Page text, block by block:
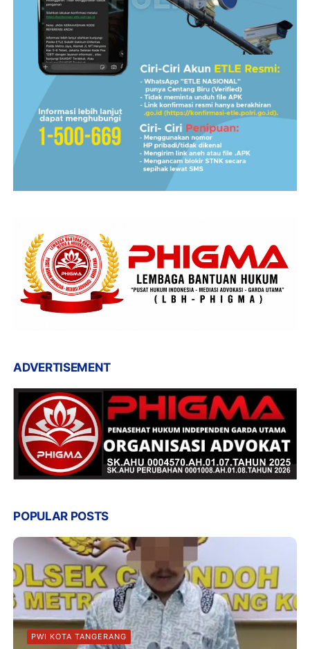
ADVERTISEMENT
POPULAR POSTS
PWI KOTA TANGERANG